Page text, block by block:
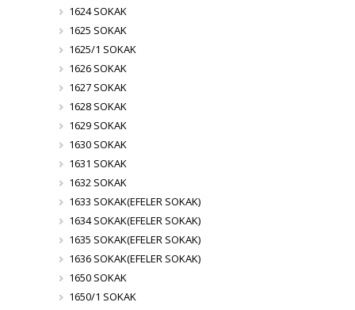
1624 SOKAK
1625 SOKAK
1625/1 SOKAK
1626 SOKAK
1627 SOKAK
1628 SOKAK
1629 SOKAK
1630 SOKAK
1631 SOKAK
1632 SOKAK
1633 SOKAK(EFELER SOKAK)
1634 SOKAK(EFELER SOKAK)
1635 SOKAK(EFELER SOKAK)
1636 SOKAK(EFELER SOKAK)
1650 SOKAK
1650/1 SOKAK